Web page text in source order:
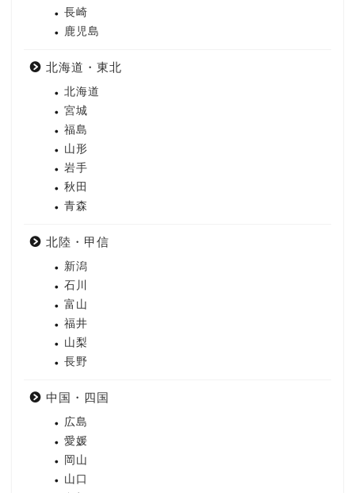
長崎
鹿児島
北海道・東北
北海道
宮城
福島
山形
岩手
秋田
青森
北陸・甲信
新潟
石川
富山
福井
山梨
長野
中国・四国
広島
愛媛
岡山
山口